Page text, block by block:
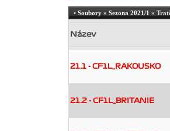
• Soubory » Sezona 2021/1 »
Název
21.1 - CF1L_RAKOUSKO
21.2 - CF1L_BRITANIE